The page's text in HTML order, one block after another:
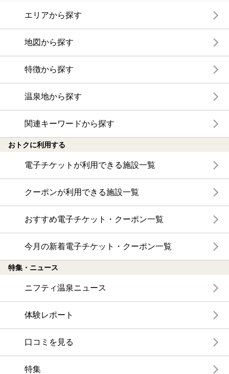
エリアから探す
地図から探す
特徴から探す
温泉地から探す
関連キーワードから探す
おトクに利用する
電子チケットが利用できる施設一覧
クーポンが利用できる施設一覧
おすすめ電子チケット・クーポン一覧
今月の新着電子チケット・クーポン一覧
特集・ニュース
ニフティ温泉ニュース
体験レポート
口コミを見る
特集